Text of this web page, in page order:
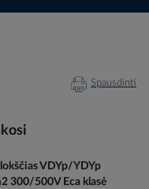
Spausdinti
VDYp/YDYp
300/500V Eca klasė